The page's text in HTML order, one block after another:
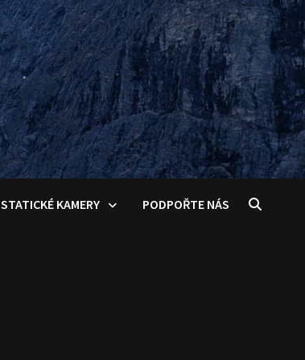
STATICKÉ KAMERY PODPOŘTE NÁS